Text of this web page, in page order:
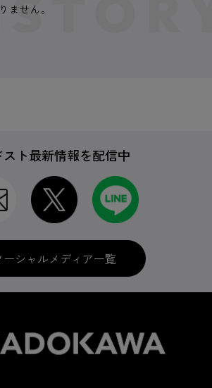
ません。
スト最新情報を配信中
ーシャルメディア一覧